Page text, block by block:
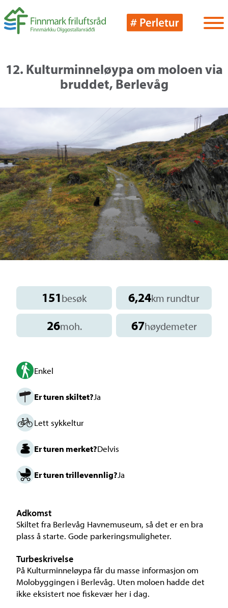
12. Kulturminneløypa om moloen via
bruddet, Berlevåg
151besøk 6,24km rundtur
26moh. 67høydemeter
Enkel
Er turen skiltet?Ja
Lett sykkeltur
Er turen merket?Delvis
Er turen trillevennlig?Ja
Adkomst
Skiltet fra Berlevåg Havnemuseum, så det er en bra
plass å starte. Gode parkeringsmuligheter.
Turbeskrivelse
På Kulturminneløypa får du masse informasjon om
Molobyggingen i Berlevåg. Uten moloen hadde det
ikke eksistert noe fiskevær her i dag.